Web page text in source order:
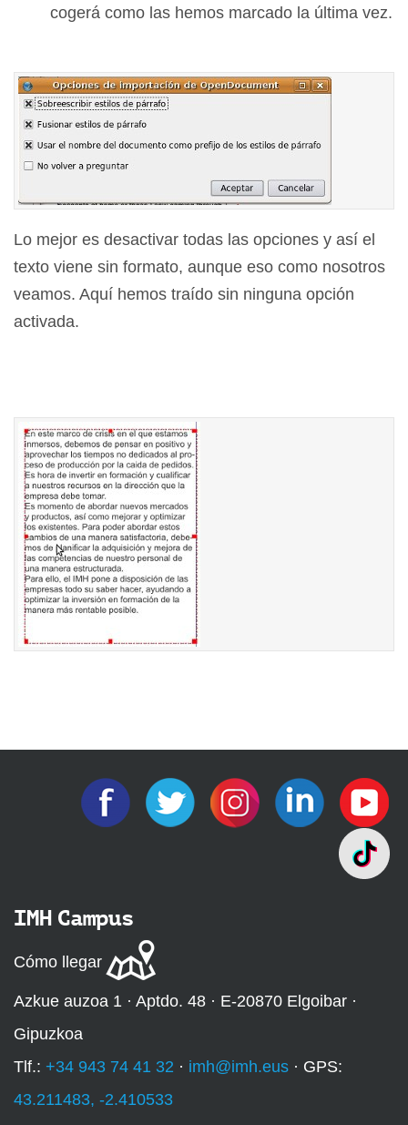
cogerá como las hemos marcado la última vez.
Lo mejor es desactivar todas las opciones y así el
texto viene sin formato, aunque eso como nosotros
veamos. Aquí hemos traído sin ninguna opción
activada.
IMH Campus
Cómo llegar
Azkue auzoa 1 · Aptdo. 48 · E-20870 Elgoibar ·
Gipuzkoa
Tlf.: +34 943 74 41 32 · imh@imh.eus · GPS:
43.211483, -2.410533